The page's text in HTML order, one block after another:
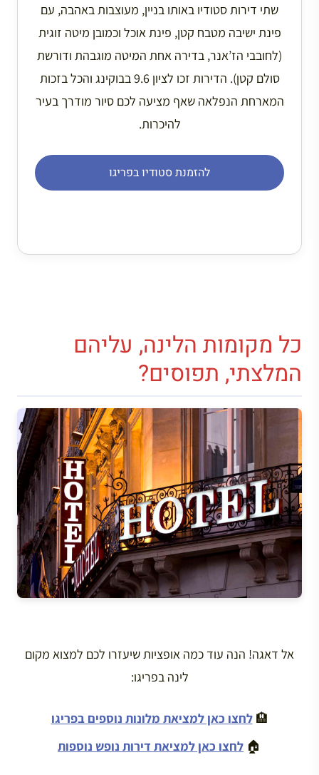
שתי דירות סטודיו באותו בניין, מעוצבות באהבה, עם
פינת ישיבה מטבח קטן, פינת אוכל וכמובן מיטה זוגית
(לחובבי הז’אנר, בדירה אחת המיטה מוגבהת ודורשת
סולם קטן). הדירות זכו לציון 9.6 בבוקינג והכל בזכות
המארחת הנפלאה שאף מציעה לכם סיור מודרך בעיר
להיכרות.
להזמנת סטודיו בפריגו
כל מקומות הלינה, עליהם
המלצתי, תפוסים?
אל דאגה! הנה עוד כמה אופציות שיעזרו לכם למצוא מקום
לינה בפריגו:
🏨לחצו כאן למציאת מלונות נוספים בפריגו
🏠 לחצו כאן למציאת דירות נופש נוספות